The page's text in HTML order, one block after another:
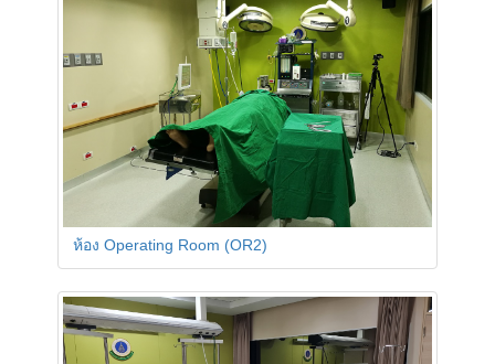
ห้อง Operating Room (OR2)